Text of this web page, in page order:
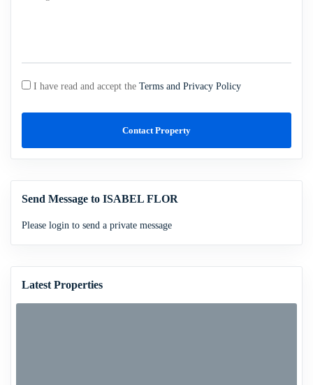
I have read and accept the Terms and Privacy Policy
Contact Property
Send Message to ISABEL FLOR
Please login to send a private message
Latest Properties